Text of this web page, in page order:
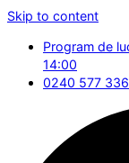
Skip to content
Program de
14:00
0240 577 336